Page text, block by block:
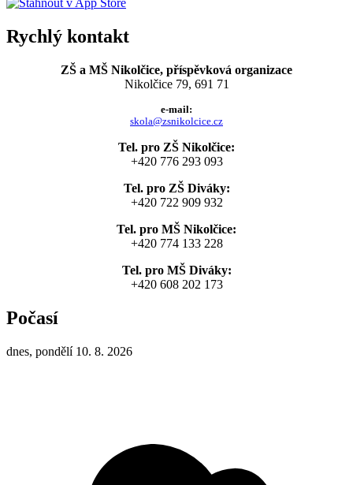
Rychlý kontakt
ZŠ a MŠ Nikolčice, příspěvková organizace
Nikolčice 79, 691 71
e-mail:
skola@zsnikolcice.cz
Tel. pro ZŠ Nikolčice:
+420 776 293 093
Tel. pro ZŠ Diváky:
+420 722 909 932
Tel. pro MŠ Nikolčice:
+420 774 133 228
Tel. pro MŠ Diváky:
+420 608 202 173
Počasí
dnes, pondělí 10. 8. 2026